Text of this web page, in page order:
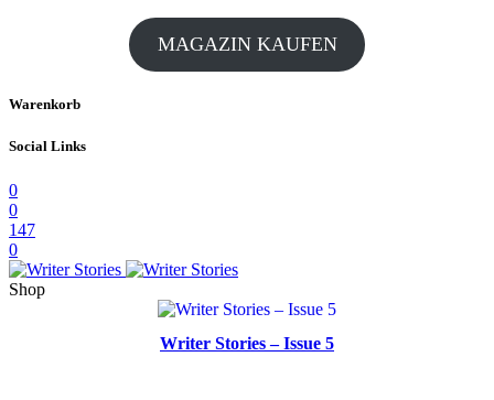
MAGAZIN KAUFEN
Warenkorb
Social Links
0
0
147
0
Shop
Writer Stories – Issue 5